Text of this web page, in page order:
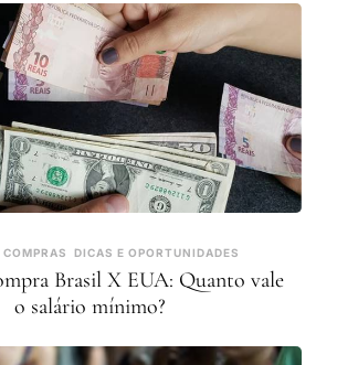
DICAS E OPORTUNIDADES
Brasil X EUA: Quanto vale
o salário mínimo?